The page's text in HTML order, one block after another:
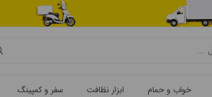
خواب و حمام ابزار نظافت سفر و کمپینگ